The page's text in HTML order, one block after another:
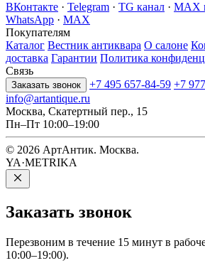
ВКонтакте · Telegram · TG канал · MAX
WhatsApp · MAX
Покупателям
Каталог Вестник антиквара О салоне
доставка Гарантии Политика
Связь
Заказать звонок +7 495 657-84-59 +7
info@artantique.ru
Москва, Скатертный пер., 15
Пн–Пт 10:00–19:00
© 2026 АртАнтик. Москва.
YA·METRIKA
Заказать звонок
Перезвоним в течение 15 минут в
10:00–19:00).